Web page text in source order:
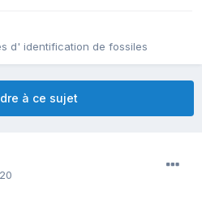
d' identification de fossiles
à ce sujet